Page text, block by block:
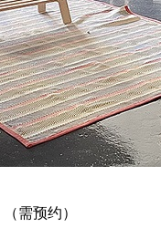
需预约）